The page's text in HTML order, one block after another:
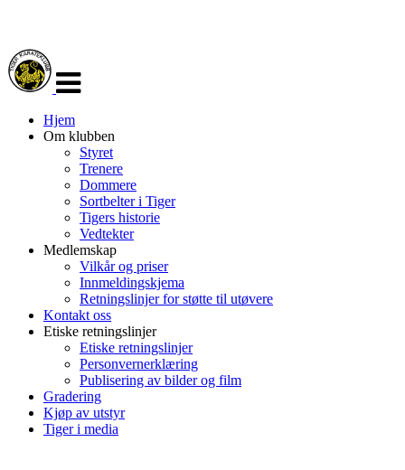
navigasjon
Hjem
Om klubben
Styret
Trenere
Dommere
Sortbelter i Tiger
Tigers historie
Vedtekter
Medlemskap
Vilkår og priser
Innmeldingskjema
Retningslinjer for støtte til utøvere
Kontakt oss
Etiske retningslinjer
Etiske retningslinjer
Personvernerklæring
Publisering av bilder og film
Gradering
Kjøp av utstyr
Tiger i media